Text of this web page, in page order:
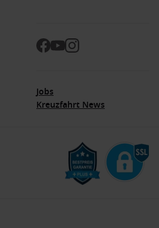
Jobs
Kreuzfahrt News
dürfen nicht ohne Erlaubnis verwendet werden.